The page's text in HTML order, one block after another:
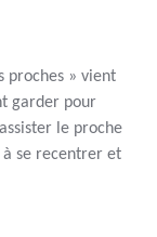
proches » vient
garder pour
le proche
à se recentrer et